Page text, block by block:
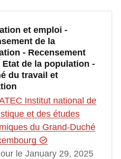
et emploi -
de la
- Recensement
Etat de la population -
du travail et
Institut national de
et des études
du Grand-Duché
le January 29, 2025